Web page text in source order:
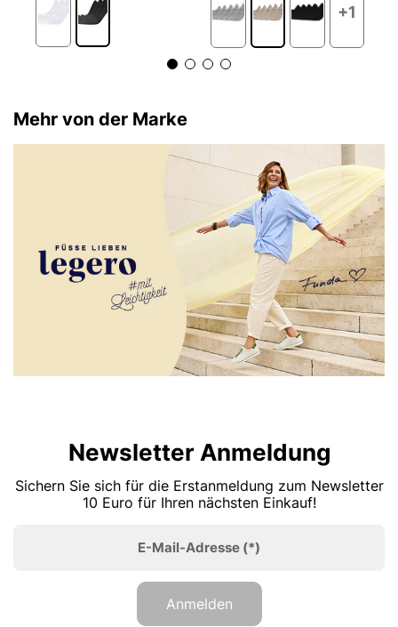
+1
Mehr von der Marke
Newsletter Anmeldung
Sichern Sie sich für die Erstanmeldung zum Newsletter
10 Euro für Ihren nächsten Einkauf!
E-Mail-Adresse (*)
Anmelden